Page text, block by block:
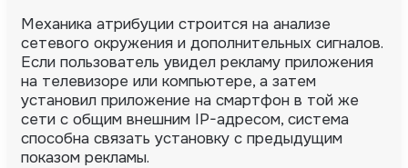
Механика атрибуции строится на анализе
сетевого окружения и дополнительных сигналов.
Если пользователь увидел рекламу приложения
на телевизоре или компьютере, а затем
установил приложение на смартфон в той же
сети с общим внешним IP-адресом, система
способна связать установку с предыдущим
показом рекламы.